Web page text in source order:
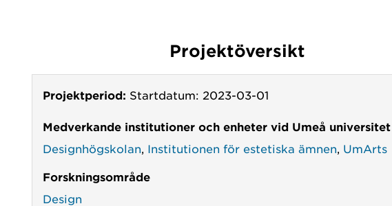
Projektöversikt
Projektperiod: Startdatum: 2023-03-01
Medverkande institutioner och enheter vid Umeå universitet
Designhögskolan Institutionen för estetiska ämnen UmArts
Forskningsområde
Design